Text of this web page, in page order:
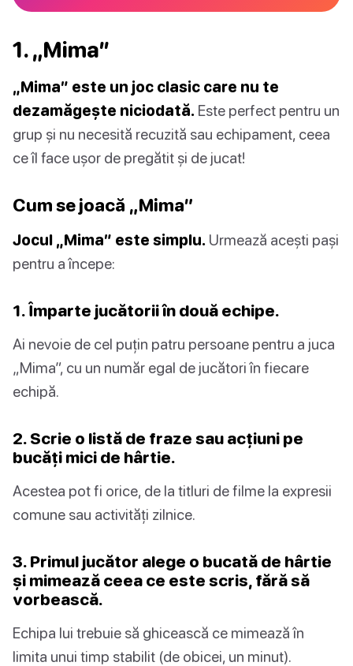
1. „Mima”
„Mima” este un joc clasic care nu te
dezamăgește niciodată. Este perfect pentru un
grup și nu necesită recuzită sau echipament, ceea
ce îl face ușor de pregătit și de jucat!
Cum se joacă „Mima”
Jocul „Mima” este simplu. Urmează acești pași
pentru a începe:
1. Împarte jucătorii în două echipe.
Ai nevoie de cel puțin patru persoane pentru a juca
„Mima”, cu un număr egal de jucători în fiecare
echipă.
2. Scrie o listă de fraze sau acțiuni pe
bucăți mici de hârtie.
Acestea pot fi orice, de la titluri de filme la expresii
comune sau activități zilnice.
3. Primul jucător alege o bucată de hârtie
și mimează ceea ce este scris, fără să
vorbească.
Echipa lui trebuie să ghicească ce mimează în
limita unui timp stabilit (de obicei, un minut).